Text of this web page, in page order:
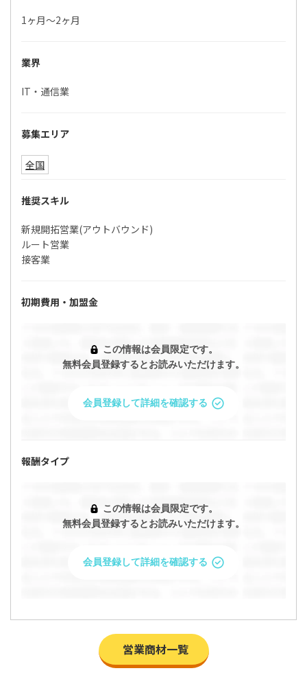
「UQ WiMAXの代理店・業務委託募集！大人気
ますか？
プロフィールを確認・編集して問い合わせ
キャンセル
1ヶ月〜2ヶ月
業界
IT・通信業
募集エリア
全国
推奨スキル
新規開拓営業(アウトバウンド)
ルート営業
接客業
初期費用・加盟金
この情報は会員限定です。
無料会員登録するとお読みいただけます。
会員登録して詳細を確認する
報酬タイプ
この情報は会員限定です。
無料会員登録するとお読みいただけます。
会員登録して詳細を確認する
営業商材一覧